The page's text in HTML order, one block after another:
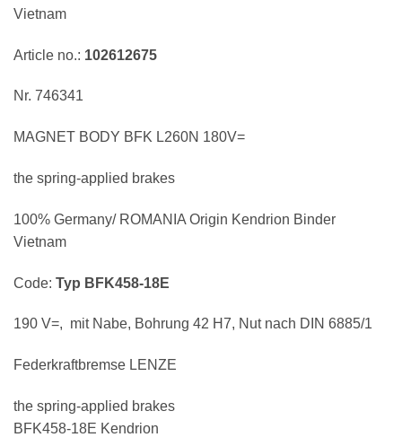
Vietnam
Article no.: 102612675
Nr. 746341
MAGNET BODY BFK L260N 180V=
the spring-applied brakes
100% Germany/ ROMANIA Origin Kendrion Binder
Vietnam
Code: Typ BFK458-18E
190 V=, mit Nabe, Bohrung 42 H7, Nut nach DIN 6885/1
Federkraftbremse LENZE
the spring-applied brakes
BFK458-18E Kendrion